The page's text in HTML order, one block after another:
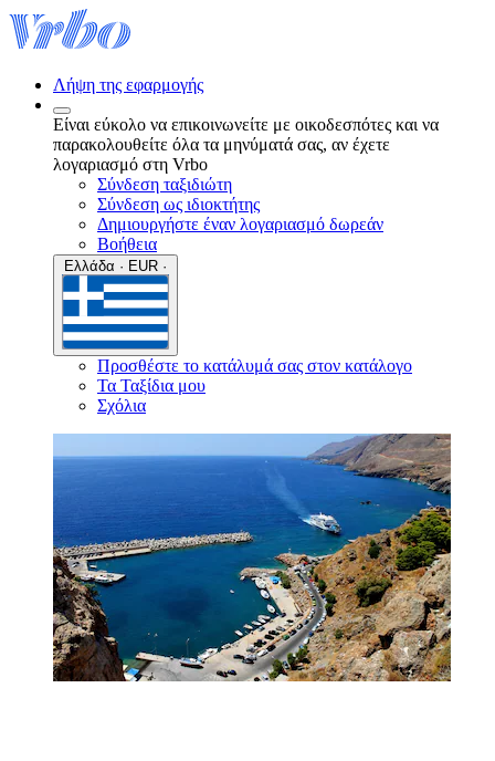
Λήψη της εφαρμογής
Είναι εύκολο να επικοινωνείτε με οικοδεσπότες και να
παρακολουθείτε όλα τα μηνύματά σας, αν έχετε
λογαριασμό στη Vrbo
Σύνδεση ταξιδιώτη
Σύνδεση ως ιδιοκτήτης
Δημιουργήστε έναν λογαριασμό δωρεάν
Βοήθεια
Προσθέστε το κατάλυμά σας στον κατάλογο
Τα Ταξίδια μου
Σχόλια